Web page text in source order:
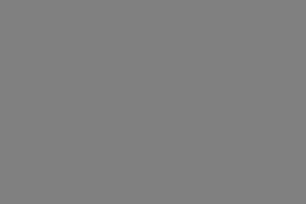
Gärkörbchen nur für den